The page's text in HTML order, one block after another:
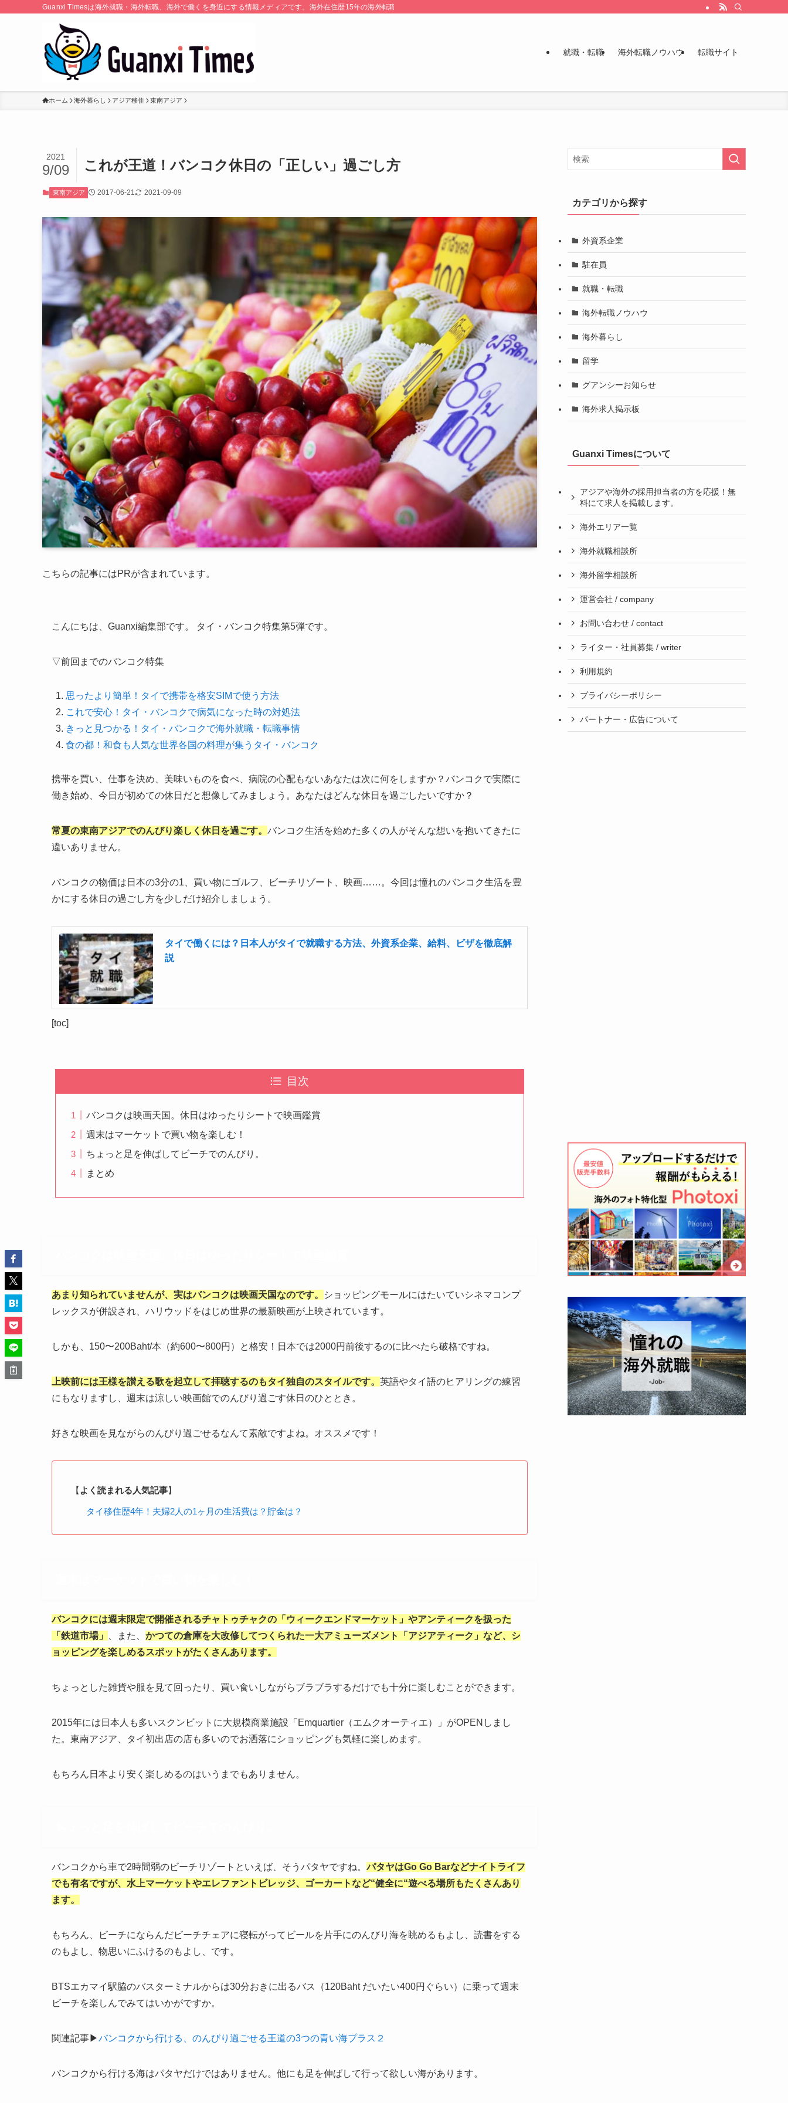
Guanxi Timesは海外就職・海外転職、海外で働くを身近にする情報メディアです。海外在住歴15年の海外転職のプロが監修・運営しています。
就職・転職 海外転職ノウハウ 転職サイト
ホーム 海外暮らし アジア移住 東南アジア
これが王道！バンコク休日の「正しい」過ごし方
2021
9/09
東南アジア 2017-06-21 2021-09-09
こちらの記事にはPRが含まれています。
こんにちは、Guanxi編集部です。 タイ・バンコク特集第5弾です。
▽前回までのバンコク特集
思ったより簡単！タイで携帯を格安SIMで使う方法
これで安心！タイ・バンコクで病気になった時の対処法
きっと見つかる！タイ・バンコクで海外就職・転職事情
食の都！和食も人気な世界各国の料理が集うタイ・バンコク
携帯を買い、仕事を決め、美味いものを食べ、病院の心配もないあなたは次に何をしますか？バンコクで実際に
働き始め、今日が初めての休日だと想像してみましょう。 あなたはどんな休日を過ごしたいですか？
常夏の東南アジアでのんびり楽しく休日を過ごす。 バンコク生活を始めた多くの人がそんな想いを抱いてきたに
違いありません。
バンコクの物価は日本の3分の1、買い物にゴルフ、ビーチリゾート、映画……。今回は憧れのバンコク生活を豊
かにする休日の過ごし方を少しだけ紹介しましょう。
タイで働くには？日本人がタイで就職する方法、外資系企業、給料、ビザを徹底解
説
[toc]
目次
バンコクは映画天国。休日はゆったりシートで映画鑑賞
週末はマーケットで買い物を楽しむ！
ちょっと足を伸ばしてビーチでのんびり。
まとめ
あまり知られていませんが、実はバンコクは映画天国なのです。
ショッピングモールにはたいていシネマコンプ
レックスが併設され、ハリウッドをはじめ世界の最新映画が上映されています。
しかも、 150〜200Baht/本（約600〜800円）と格安！日本では2000円前後するのに比べたら破格ですね。
上映前には王様を讃える歌を起立して拝聴するのもタイ独自のスタイルです。 英語やタイ語のヒアリングの練習
にもなりますし、週末は涼しい映画館でのんびり過ごす休日のひととき。
好きな映画を見ながらのんびり過ごせるなんて素敵ですよね。オススメです！
【 よく読まれる人気記事】
タイ移住歴4年！夫婦2人の1ヶ月の生活費は？貯金は？
バンコクには週末限定で開催されるチャトゥチャクの「ウィークエンドマーケット」やアンティークを扱った
「鉄道市場 」 、また、 かつての倉庫を大改修してつくられた一大アミューズメント「アジアティーク」など、シ
ョッピングを楽しめるスポットがたくさんあります。
ちょっとした雑貨や服を見て回ったり、買い食いしながらブラブラするだけでも十分に楽しむことができます。
2015年には日本人も多いスクンビットに大規模商業施設「 Emquartier （エムクオーティエ）」がOPENしまし
た 。東南アジア、タイ初出店の店も多いのでお洒落にショッピングも気軽に楽しめます。
もちろん日本より安く楽しめるのはいうまでもありません。
バンコクから車で2時間弱のビーチリゾートといえば、そうパタヤですね。パタヤはGo Go Barなどナイトライフ
でも有名ですが、水上マーケットやエレファントビレッジ、ゴーカートなど“健全に“遊べる場所もたくさんあり
ます。
もちろん、ビーチにならんだビーチチェアに寝転がってビールを片手にのんびり海を眺めるもよし、読書をする
のもよし、物思いにふけるのもよし、です。
BTSエカマイ駅脇のバスターミナルからは30分おきに出るバス（120Baht だいたい400円ぐらい）に乗って週末
ビーチを楽しんでみてはいかがですか。
関連記事▶︎バンコクから行ける、のんびり過ごせる王道の3つの青い海プラス２
バンコクから行ける海はパタヤだけではありません。他にも足を伸ばして行って欲しい海があります。
カテゴリから探す
外資系企業
駐在員
就職・転職
海外転職ノウハウ
海外暮らし
留学
グアンシーお知らせ
海外求人掲示板
Guanxi Timesについて
アジアや海外の採用担当者の方を応援！無
料にて求人を掲載します。
海外エリア一覧
海外就職相談所
海外留学相談所
運営会社 / company
お問い合わせ / contact
ライター・社員募集 / writer
利用規約
プライバシーポリシー
パートナー・広告について